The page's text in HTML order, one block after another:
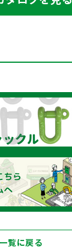
一覧に戻る